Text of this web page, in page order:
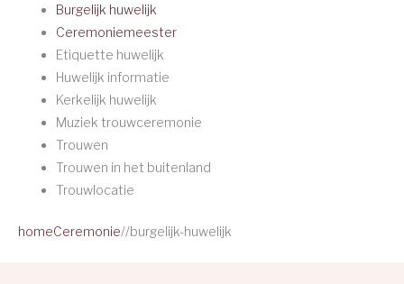
Burgelijk huwelijk
Ceremoniemeester
Etiquette huwelijk
Huwelijk informatie
Kerkelijk huwelijk
Muziek trouwceremonie
Trouwen
Trouwen in het buitenland
Trouwlocatie
homeCeremonie//burgelijk-huwelijk